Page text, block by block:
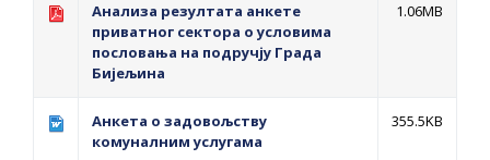
ГРАДА БИЈЕЉИНА ЗА 2026. ГОДИНУ
Обавјештење за предузетника - Ненад
ПРЕЛИМИНАРНA РАНГ ЛИСТA
КАНДИДАТА КОЈИ СУ ОСТВАРИЛИ ПРАВО
Анализа резултата анкете
приватног сектора о условима
пословања на подручју Града
Бијељина
1.06MB
Анкета о задовољству
комуналним услугама
355.5KB